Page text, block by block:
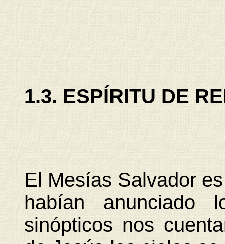
1.3. ESPÍRITU DE
El Mesías Salvador
habían anunciado
sinópticos nos